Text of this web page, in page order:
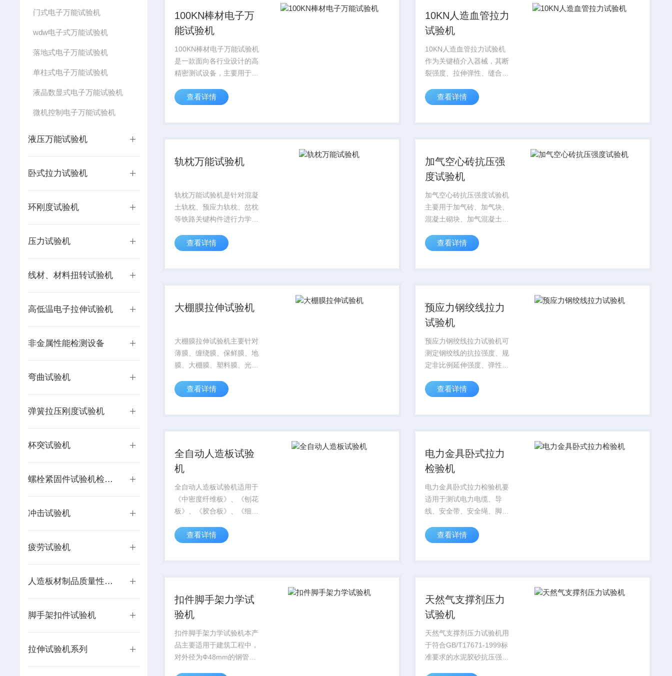
门式电子万能试验机
wdw电子式万能试验机
落地式电子万能试验机
单柱式电子万能试验机
液晶数显式电子万能试验机
微机控制电子万能试验机
液压万能试验机
卧式拉力试验机
环刚度试验机
压力试验机
线材、材料扭转试验机
高低温电子拉伸试验机
非金属性能检测设备
弯曲试验机
弹簧拉压刚度试验机
杯突试验机
螺栓紧固件试验机检测设备
冲击试验机
疲劳试验机
人造板材制品质量性能检测
脚手架扣件试验机
拉伸试验机系列
100KN棒材电子万
能试验机
100KN棒材电子万能试验机
是一款面向各行业设计的高
精密测试设备，主要用于对
钢、螺纹钢等）、非金属棒
棒）、管材及线材等长条状
查看详情
10KN人造血管拉力
试验机
10KN人造血管拉力试验机
作为关键植介入器械，其断
裂强度、拉伸弹性、缝合强
品植入后的可靠性与使用寿
机专为植介入器械力学检测
查看详情
轨枕万能试验机
轨枕万能试验机是针对混凝
土轨枕、预应力轨枕、岔枕
等铁路关键构件进行力学性
备严格依据国家及行业相关
枕在真实承载状态下所受的
查看详情
加气空心砖抗压强
度试验机
加气空心砖抗压强度试验机
主要用于加气砖、加气块、
混凝土砌块、加气混凝土等
性能的检测。
查看详情
大棚膜拉伸试验机
大棚膜拉伸试验机主要针对
薄膜、缠绕膜、保鲜膜、地
膜、大棚膜、塑料膜、光学
膜、聚酯薄膜、尼龙薄膜等
性能试验；配上辅具可以做
查看详情
预应力钢绞线拉力
试验机
预应力钢绞线拉力试验机可
测定钢绞线的抗拉强度、规
定非比例延伸强度、弹性模
工矿企业、科研单位、大专
门的理想检测设备。
查看详情
全自动人造板试验
机
全自动人造板试验机适用于
《中密度纤维板》、《刨花
板》、《胶合板》、《细木
静曲强度和弹性模量、握螺
合强度、胶合强度及人造板
查看详情
电力金具卧式拉力
检验机
电力金具卧式拉力检验机要
适用于测试电力电缆、导
线、安全带、安全绳、脚
金具产品在额定试验力或恒
断试验
查看详情
扣件脚手架力学试
验机
扣件脚手架力学试验机本产
品主要适用于建筑工程中，
对外径为Ф48mm的钢管脚
天然气支撑剂压力
试验机
天然气支撑剂压力试验机用
于符合GB/T17671-1999标
准要求的水泥胶砂抗压强度